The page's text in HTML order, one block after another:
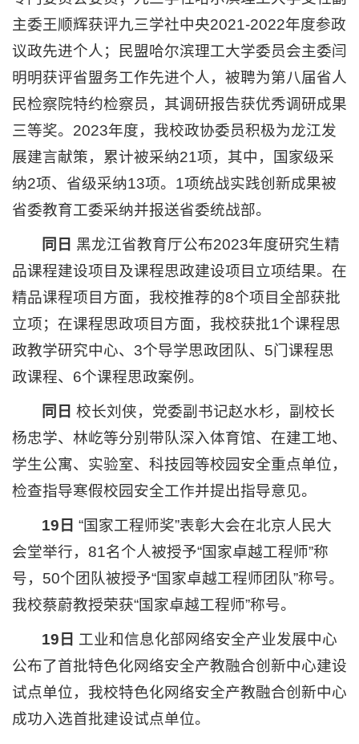
主委王顺辉获评九三学社中央2021-2022年度参政
议政先进个人；民盟哈尔滨理工大学委员会主委闫
明明获评省盟务工作先进个人，被聘为第八届省人
民检察院特约检察员，其调研报告获优秀调研成果
三等奖。2023年度，我校政协委员积极为龙江发
展建言献策，累计被采纳21项，其中，国家级采
纳2项、省级采纳13项。1项统战实践创新成果被
省委教育工委采纳并报送省委统战部。
同日 黑龙江省教育厅公布2023年度研究生精
品课程建设项目及课程思政建设项目立项结果。在
精品课程项目方面，我校推荐的8个项目全部获批
立项；在课程思政项目方面，我校获批1个课程思
政教学研究中心、3个导学思政团队、5门课程思
政课程、6个课程思政案例。
同日 校长刘侠，党委副书记赵水杉，副校长
杨忠学、林屹等分别带队深入体育馆、在建工地、
学生公寓、实验室、科技园等校园安全重点单位，
检查指导寒假校园安全工作并提出指导意见。
19日 “国家工程师奖”表彰大会在北京人民大
会堂举行，81名个人被授予“国家卓越工程师”称
号，50个团队被授予“国家卓越工程师团队”称号。
我校蔡蔚教授荣获“国家卓越工程师”称号。
19日 工业和信息化部网络安全产业发展中心
公布了首批特色化网络安全产教融合创新中心建设
试点单位，我校特色化网络安全产教融合创新中心
成功入选首批建设试点单位。